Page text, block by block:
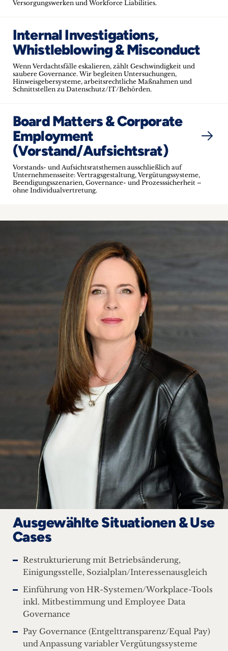
Versorgungswerken und Workforce Liabilities.
Internal Investigations,
Whistleblowing & Misconduct
Wenn Verdachtsfälle eskalieren, zählt Geschwindigkeit und
saubere Governance. Wir begleiten Untersuchungen,
Hinweisgebersysteme, arbeitsrechtliche Maßnahmen und
Schnittstellen zu Datenschutz/IT/Behörden.
Board Matters & Corporate
Employment
(Vorstand/Aufsichtsrat)
Vorstands- und Aufsichtsratsthemen ausschließlich auf
Unternehmensseite: Vertragsgestaltung, Vergütungssysteme,
Beendigungsszenarien, Governance- und Prozesssicherheit –
ohne Individualvertretung.
Ausgewählte Situationen & Use
Cases
Restrukturierung mit Betriebsänderung,
Einigungsstelle, Sozialplan/Interessenausgleich
Einführung von HR-Systemen/Workplace-Tools
inkl. Mitbestimmung und Employee Data
Governance
Pay Governance (Entgelttransparenz/Equal Pay)
und Anpassung variabler Vergütungssysteme